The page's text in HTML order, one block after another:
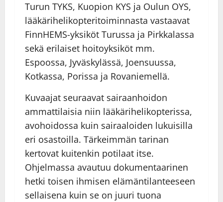
Turun TYKS, Kuopion KYS ja Oulun OYS,
lääkärihelikopteritoiminnasta vastaavat
FinnHEMS-yksiköt Turussa ja Pirkkalassa
sekä erilaiset hoitoyksiköt mm.
Espoossa, Jyväskylässä, Joensuussa,
Kotkassa, Porissa ja Rovaniemellä.
Kuvaajat seuraavat sairaanhoidon
ammattilaisia niin lääkärihelikopterissa,
avohoidossa kuin sairaaloiden lukuisilla
eri osastoilla. Tärkeimmän tarinan
kertovat kuitenkin potilaat itse.
Ohjelmassa avautuu dokumentaarinen
hetki toisen ihmisen elämäntilanteeseen
sellaisena kuin se on juuri tuona